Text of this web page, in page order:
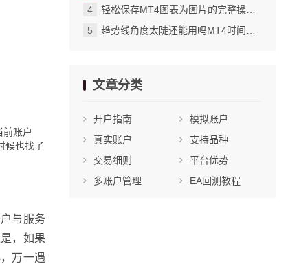
账户
候也找了
与服务
，如果
万一遇
轻松保存MT4图表为图片的完整操作步骤_解决常见问题让操作更顺畅
趋势线角度太陡还能用吗MT4时间框架定有效性_趋势线角度过大的根本原因在于时间框架选择_2
文章分类
开户指南
模拟账户
真实账户
支持品种
交易细则
平台优势
多账户管理
EA回测教程